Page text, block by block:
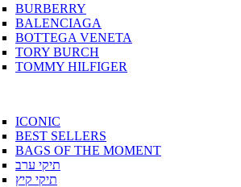
BURBERRY
BALENCIAGA
BOTTEGA VENETA
TORY BURCH
TOMMY HILFIGER
ICONIC
BEST SELLERS
BAGS OF THE MOMENT
תיקי ערב
תיקי קיץ